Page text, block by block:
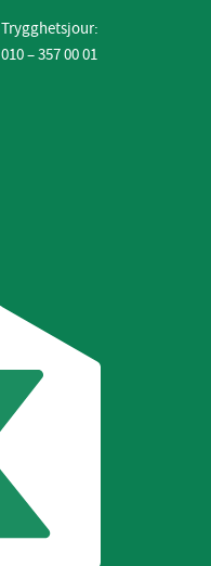
Trygghetsjour:
010 – 357 00 01